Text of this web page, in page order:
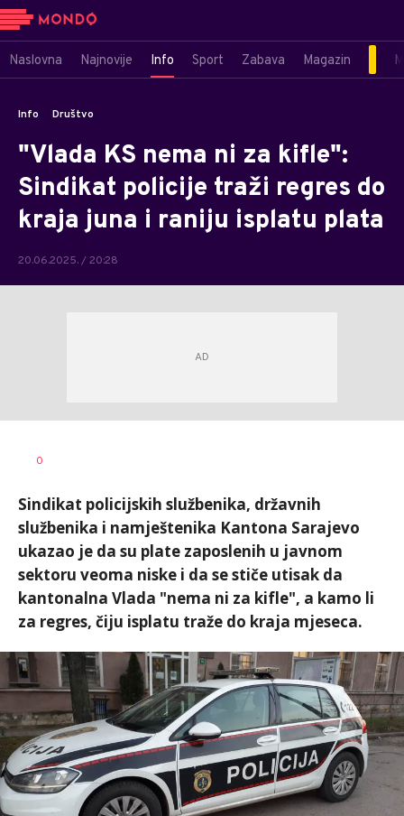
Naslovna Najnovije Info Sport Zabava Magazin
Info Društvo
"Vlada KS nema ni za kifle":
Sindikat policije traži regres do
kraja juna i raniju isplatu plata
20.06.2025. / 20:28
AUTOR
0
Sindikat policijskih službenika, državnih
službenika i namještenika Kantona Sarajevo
ukazao je da su plate zaposlenih u javnom
sektoru veoma niske i da se stiče utisak da
kantonalna Vlada "nema ni za kifle", a kamo li
za regres, čiju isplatu traže do kraja mjeseca.